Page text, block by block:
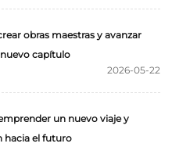
obras maestras y avanzar
capítulo
2026-05-22
un nuevo viaje y
hacia el futuro